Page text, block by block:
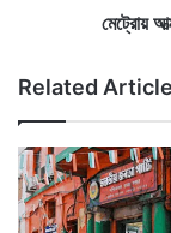
খ্যা
কে
টে
মি
ল
ল
সু
মেট্রোয়
Related